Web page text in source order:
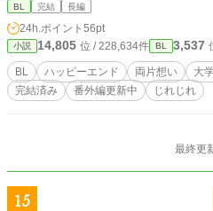
BL 完結 長編
24h.ポイント 56pt
小説 14,805 位 / 228,634件 BL 3,537
BL ハッピーエンド 両片想い 大
完結済み
番外編更新中 じれじれ
最終更
15